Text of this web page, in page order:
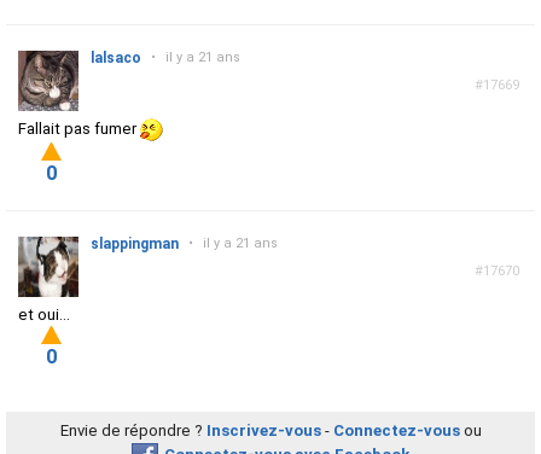
#17669
lalsaco • il y a 21 ans
Fallait pas fumer
0
#17670
slappingman • il y a 21 ans
et oui...
0
Envie de répondre ? Inscrivez-vous- Connectez-vousou